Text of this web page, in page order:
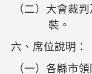
（二）大會裁
裝。
六、席位說明：
（一）各縣市